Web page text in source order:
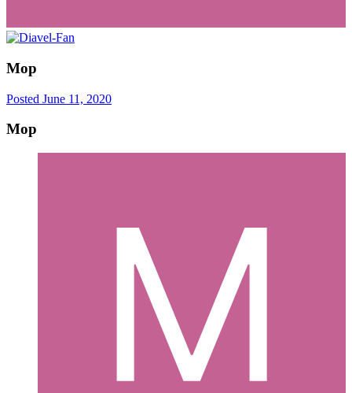
Mop
Posted June 11, 2020
Mop